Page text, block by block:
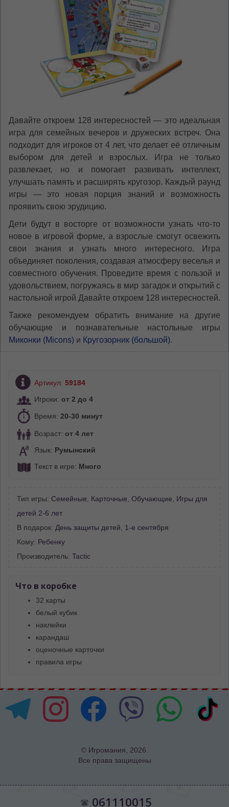
Давайте откроем 128 интересностей — это идеальная
игра для семейных вечеров и дружеских встреч. Она
подходит для игроков от 4 лет, что делает её отличным
выбором для детей и взрослых. Игра не только
развлекает, но и помогает развивать интеллект,
улучшать память и расширять кругозор. Каждый раунд
игры — это новая порция знаний и возможность
проявить свою эрудицию.
Дети будут в восторге от возможности узнать что-то
новое в игровой форме, а взрослые смогут освежить
свои знания и узнать много интересного. Игра
объединяет поколения, создавая атмосферу веселья и
совместного обучения. Проведите время с пользой и
удовольствием, погружаясь в мир загадок и открытий с
настольной игрой Давайте откроем 128 интересностей.
Также рекомендуем обратить внимание на другие
обучающие и познавательные настольные игры
Миконки (Micons) и Кругозорник (большой).
Артикул: 59184
Игроки: от 2 до 4
Время: 20-30 минут
Возраст: от 4 лет
Язык: Румынский
Текст в игре: Много
Тип игры: Семейные, Карточные, Обучающие, Игры для
детей 2-6 лет
В подарок: День защиты детей, 1-е сентября
Кому: Ребенку
Производитель: Tactic
Что в коробке
32 карты
белый кубик
наклейки
карандаш
оценочные карточки
правила игры
© Игромания, 2026.
Все права защищены
061110015